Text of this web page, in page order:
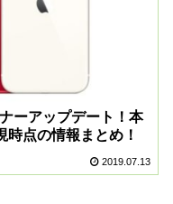
ーアップデート！本
点の情報まとめ！
2019.07.13